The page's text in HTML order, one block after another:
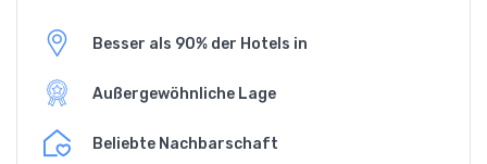
Besser als 90% der Hotels in
Außergewöhnliche Lage
Beliebte Nachbarschaft